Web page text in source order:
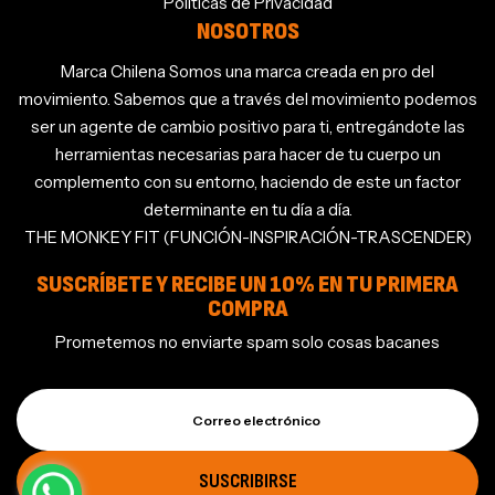
NOSOTROS
Marca Chilena Somos una marca creada en pro del
movimiento. Sabemos que a través del movimiento podemos
ser un agente de cambio positivo para ti, entregándote las
herramientas necesarias para hacer de tu cuerpo un
complemento con su entorno, haciendo de este un factor
determinante en tu día a día.
THE MONKEY FIT (FUNCIÓN-INSPIRACIÓN-TRASCENDER)
SUSCRÍBETE Y RECIBE UN 10% EN TU PRIMERA
COMPRA
Prometemos no enviarte spam solo cosas bacanes
Correo electrónico
SUSCRIBIRSE